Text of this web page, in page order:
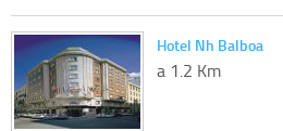
Hotel Nh Balboa
a 1.2 Km